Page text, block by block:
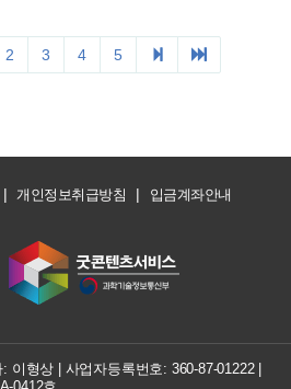
2 3 4 5
| 개인정보취급방침 | 입금계좌안내
이형상 | 사업자등록번호: 360-87-01222|